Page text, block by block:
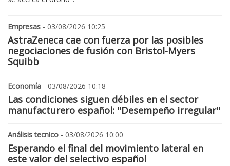
Empresas - 03/08/2026 10:25
AstraZeneca cae con fuerza por las posibles
negociaciones de fusión con Bristol-Myers
Squibb
Economía - 03/08/2026 10:18
Las condiciones siguen débiles en el sector
manufacturero español: "Desempeño irregular"
Análisis tecnico - 03/08/2026 10:00
Esperando el final del movimiento lateral en
este valor del selectivo español